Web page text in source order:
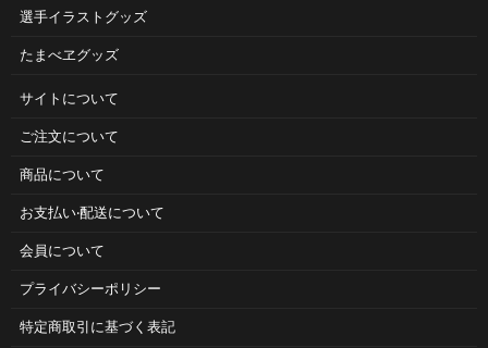
選手イラストグッズ
たまべヱグッズ
サイトについて
ご注⽂について
商品について
お⽀払い‧配送について
会員について
プライバシーポリシー
特定商取引に基づく表記